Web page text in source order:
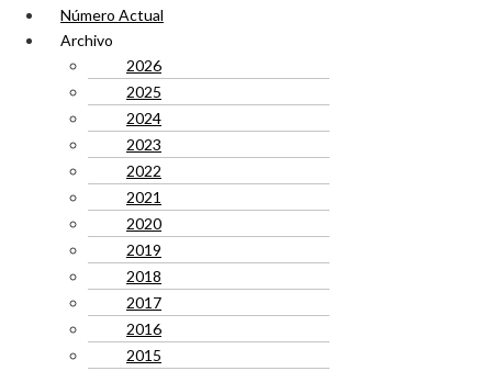
Número Actual
Archivo
2026
2025
2024
2023
2022
2021
2020
2019
2018
2017
2016
2015